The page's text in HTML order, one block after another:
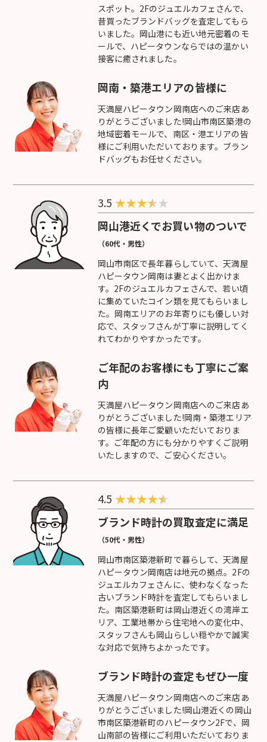
スポット。2Fのジュエルカフェさんで、
昔買ったブランドバッグを査定してもら
いました。岡山港にも近い地元密着のモ
ールで、ハピータウンならではの温かい
接客に癒されました。
岡南・築港エリアの皆様に
天満屋ハピータウン岡南店へのご来店あ
りがとうございました!岡山市南区築港の
地域密着モールで、南区・港エリアの皆
様にご利用いただいております。ブラン
ドバッグもお任せください。
3.5 ★★★
★
岡山港近くでお買い物のついで
（60代・男性）
岡山市南区で長年暮らしていて、天満屋
ハピータウン岡南は妻とよく出かけま
す。2Fのジュエルカフェさんで、若い頃
に集めていたコイン類を見てもらいまし
た。岡南エリアのお年寄りにも優しい対
応で、スタッフさんが丁寧に説明してく
れてわかりやすかったです。
ご年配のお客様にも丁寧にご案
内
天満屋ハピータウン岡南店へのご来店あ
りがとうございました!岡南・築港エリア
の皆様に長年ご愛顧いただいておりま
す。ご年配の方にも分かりやすくご説明
いたしますので、ご安心ください。
4.5 ★★★★
ブランド時計の買取査定に満足
（50代・男性）
岡山市南区築港新町で暮らして、天満屋
ハピータウン岡南店は地元の拠点。2Fの
ジュエルカフェさんに、使わなくなった
古いブランド時計を査定してもらいまし
た。南区築港新町は岡山港近くの湾岸エ
リア、工業地帯から住宅地への変化中、
スタッフさんも岡山らしい穏やかで誠実
な対応で気持ちよかったです。
ブランド時計の査定もぜひ一度
天満屋ハピータウン岡南店へのご来店あ
りがとうございました!岡山港近くの岡山
市南区築港新町のハピータウン2Fで、岡
山南部の皆様にご利用いただいておりま